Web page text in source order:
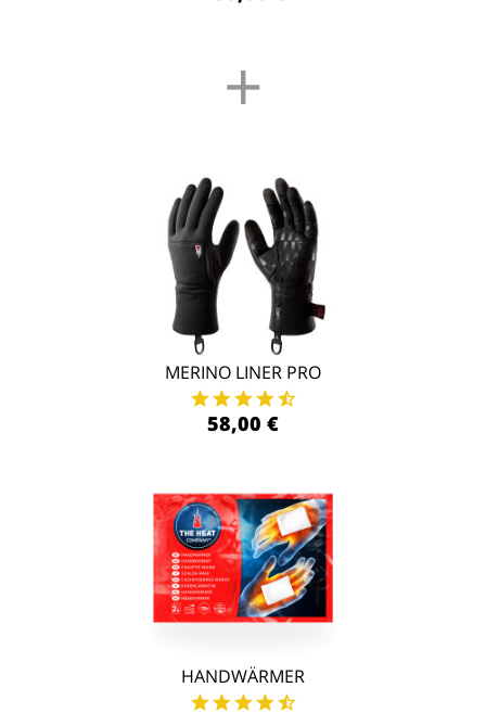
+
MERINO LINER PRO
58,00 €
HANDWÄRMER